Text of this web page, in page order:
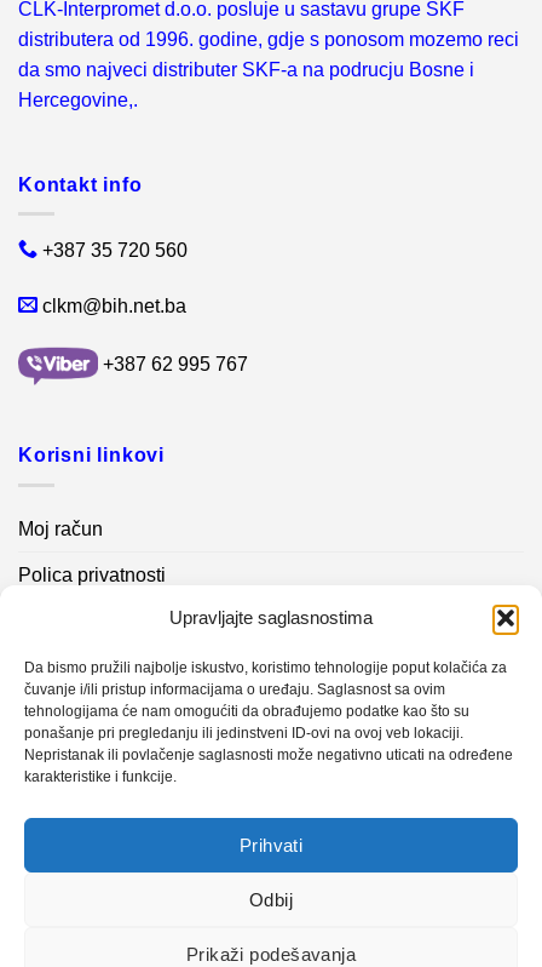
Upravljajte saglasnostima
Da bismo pružili najbolje iskustvo, koristimo tehnologije poput kolačića za
čuvanje i/ili pristup informacijama o uređaju. Saglasnost sa ovim
tehnologijama će nam omogućiti da obrađujemo podatke kao što su
ponašanje pri pregledanju ili jedinstveni ID-ovi na ovoj veb lokaciji.
Nepristanak ili povlačenje saglasnosti može negativno uticati na određene
karakteristike i funkcije.
Prihvati
Odbij
Prikaži podešavanja
CLK-Interpromet d.o.o. posluje u sastavu grupe SKF
distributera od 1996. godine, gdje s ponosom mozemo reci
da smo najveci distributer SKF-a na podrucju Bosne i
Hercegovine,.
Kontakt info
+387 35 720 560
clkm@bih.net.ba
+387 62 995 767
Korisni linkovi
Moj račun
Polica privatnosti
Kontakt info
Novosti
Sistem mjerenja vibracija – papir mašina 4
Certificirani partner za održavanje